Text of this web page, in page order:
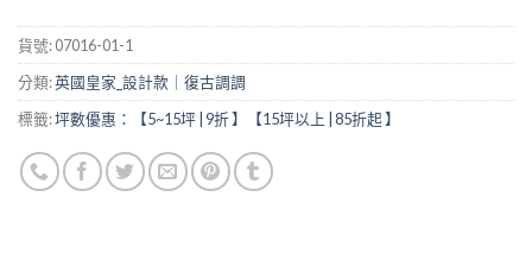
貨號:07016-01-1
分類:英國皇家_設計款｜復古調調
標籤:坪數優惠：【5~15坪 | 9折 】【15坪以上 | 85折起 】